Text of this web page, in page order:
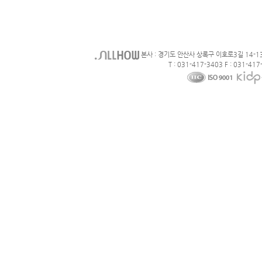
본사 : 경기도 안산사 상록구 이호로3길 14-
T : 031-417-3403 F : 031-